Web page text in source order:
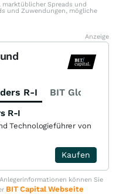
marktüblicher Spreads und
und Zuwendungen, mögliche
Anzeige
R-I BIT Global
R-I
Technologieführer von
Kaufen
können Sie
BIT Capital Webseite